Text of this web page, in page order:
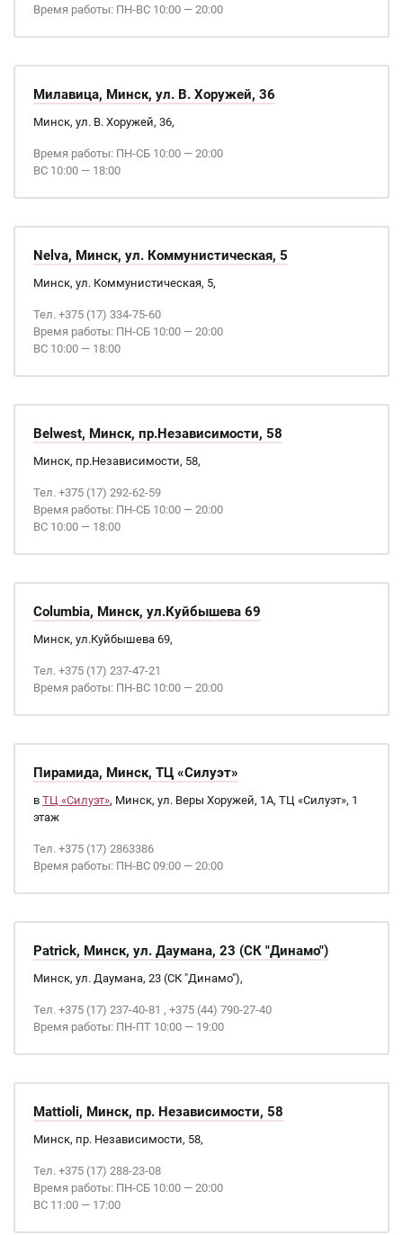
Время работы: ПН-ВС 10:00 — 20:00
Милавица, Минск, ул. В. Хоружей, 36
Минск, ул. В. Хоружей, 36,
Время работы: ПН-СБ 10:00 — 20:00
ВС 10:00 — 18:00
Nelva, Минск, ул. Коммунистическая, 5
Минск, ул. Коммунистическая, 5,
Тел. +375 (17) 334-75-60
Время работы: ПН-СБ 10:00 — 20:00
ВС 10:00 — 18:00
Belwest, Минск, пр.Независимости, 58
Минск, пр.Независимости, 58,
Тел. +375 (17) 292-62-59
Время работы: ПН-СБ 10:00 — 20:00
ВС 10:00 — 18:00
Columbia, Минск, ул.Куйбышева 69
Минск, ул.Куйбышева 69,
Тел. +375 (17) 237-47-21
Время работы: ПН-ВС 10:00 — 20:00
Пирамида, Минск, ТЦ «Силуэт»
в ТЦ «Силуэт», Минск, ул. Веры Хоружей, 1А, ТЦ «Силуэт», 1
этаж
Тел. +375 (17) 2863386
Время работы: ПН-ВС 09:00 — 20:00
Patrick, Минск, ул. Даумана, 23 (СК "Динамо")
Минск, ул. Даумана, 23 (СК "Динамо"),
Тел. +375 (17) 237-40-81 , +375 (44) 790-27-40
Время работы: ПН-ПТ 10:00 — 19:00
Mattioli, Минск, пр. Независимости, 58
Минск, пр. Независимости, 58,
Тел. +375 (17) 288-23-08
Время работы: ПН-СБ 10:00 — 20:00
ВС 11:00 — 17:00